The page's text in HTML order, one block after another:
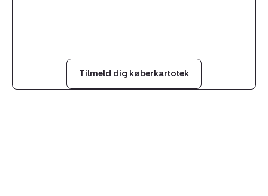
Tilmeld dig køberkartotek